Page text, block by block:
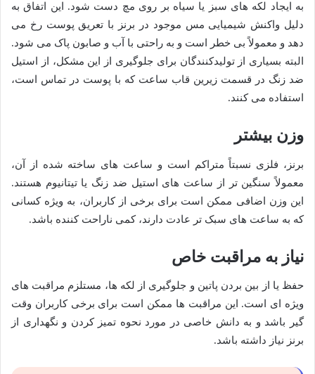
به ایجاد لکه های سبز یا سیاه بر روی مچ دست شود. این اتفاق به
دلیل واکنش شیمیایی مس موجود در برنز با تعریق پوست رخ می
دهد و معمولاً بی خطر است و به راحتی با آب و صابون پاک می شود.
البته بسیاری از تولیدکنندگان برای جلوگیری از این مشکل، از استیل
ضد زنگ در قسمت زیرین قاب ساعت که با پوست در تماس است،
استفاده می کنند.
وزن بیشتر
برنز، فلزی نسبتاً متراکم است و ساعت های ساخته شده از آن،
معمولاً سنگین تر از ساعت های استیل ضد زنگ یا تیتانیوم هستند.
این وزن اضافی ممکن است برای برخی از کاربران، به ویژه کسانی
که به ساعت های سبک تر عادت دارند، کمی ناراحت کننده باشد.
نیاز به مراقبت خاص
حفظ یا از بین بردن پاتین و جلوگیری از لکه ها، مستلزم مراقبت های
ویژه ای است. این مراقبت ها ممکن است برای برخی کاربران وقت
گیر باشد و به دانش خاصی در مورد نحوه تمیز کردن و نگهداری از
برنز نیاز داشته باشد.